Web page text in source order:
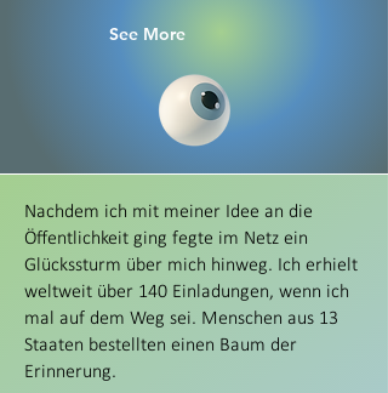
See More
Nachdem ich mit meiner Idee an die
Öffentlichkeit ging fegte im Netz ein
Glückssturm über mich hinweg. Ich erhielt
weltweit über 140 Einladungen, wenn ich
mal auf dem Weg sei. Menschen aus 13
Staaten bestellten einen Baum der
Erinnerung.